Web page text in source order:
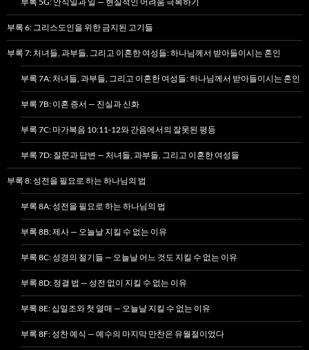
부록 6: 그리스도인을 위한 금지된 고기들
부록 7: 처녀들, 과부들, 그리고 이혼한 여성들: 하나님께서 받아들이시는 혼인
부록 7A: 처녀들, 과부들, 그리고 이혼한 여성들: 하나님께서 받아들이시는 혼인
부록 7B: 이혼 증서 — 진실과 신화
부록 7C: 마가복음 10:11-12와 간음에서의 잘못된 평등
부록 7D: 질문과 답변 — 처녀들, 과부들, 그리고 이혼한 여성들
부록 8: 성전을 필요로 하는 하나님의 법
부록 8A: 성전을 필요로 하는 하나님의 법
부록 8B: 제사 — 오늘날 지킬 수 없는 이유
부록 8C: 성경의 절기들 — 오늘날 어느 것도 지킬 수 없는 이유
부록 8D: 정결 법 — 성전 없이 지킬 수 없는 이유
부록 8E: 십일조와 첫 열매 — 오늘날 지킬 수 없는 이유
부록 8F: 성찬 예식 — 예수의 마지막 만찬은 유월절이었다